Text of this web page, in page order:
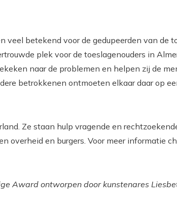
veel betekend voor de gedupeerden van de
plek voor de toeslagenouders in
naar de problemen en helpen zij de
betrokkenen ontmoeten elkaar daar op
Ze staan hulp vragende en
overheid en burgers. Voor meer informatie
Award ontworpen door kunstenares